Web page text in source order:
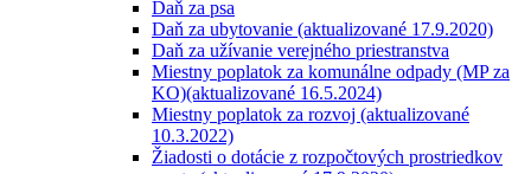
Daň za psa
Daň za ubytovanie (aktualizované 17.9.2020)
Daň za užívanie verejného priestranstva
Miestny poplatok za komunálne odpady (MP za
KO)(aktualizované 16.5.2024)
Miestny poplatok za rozvoj (aktualizované
10.3.2022)
Žiadosti o dotácie z rozpočtových prostriedkov